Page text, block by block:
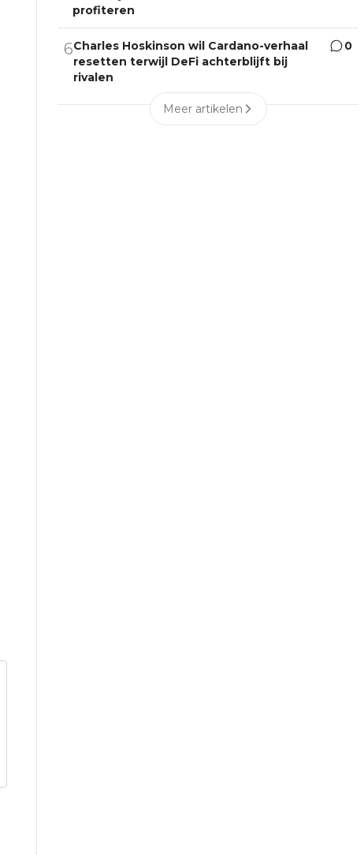
profiteren
6Charles Hoskinson wil Cardano-verhaal
resetten terwijl DeFi achterblijft bij
rivalen
0
Meer artikelen